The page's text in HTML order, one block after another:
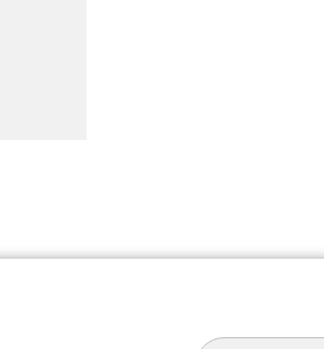
Inschrijven